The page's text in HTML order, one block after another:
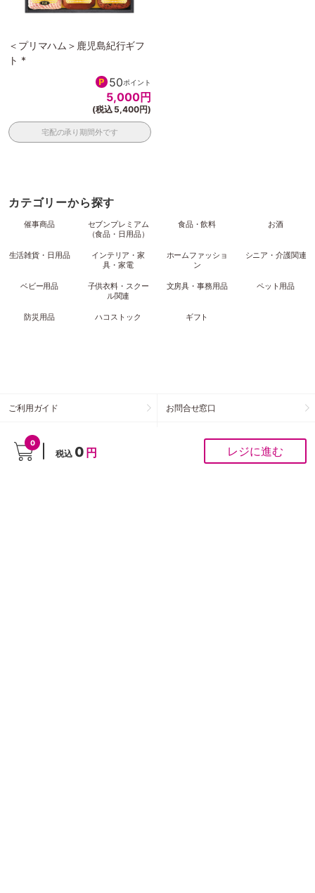
0
税込 0 円 レジに進む
＜プリマハム＞鹿児島紀行ギフ
ト *
50ポイント
5,000円
(税込 5,400円)
宅配の承り期間外です
カテゴリーから探す
催事商品
セブンプレミアム
（食品・日用品）
食品・飲料 お酒
生活雑貨・日用品
インテリア・家
具・家電
ホームファッショ
ン
シニア・介護関連
ベビー用品
子供衣料・スクー
ル関連
文房具・事務用品 ペット用品
防災用品 ハコストック ギフト
ご利用ガイド お問合せ窓口
会社概要
お客さまの個人情報の